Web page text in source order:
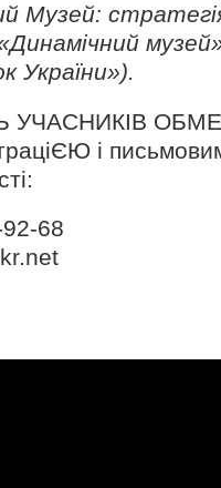
Музей:
України»).
УЧАСНИКІВ
і
68